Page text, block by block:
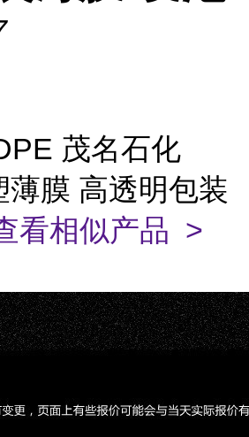
茂名石化
薄膜 高透明包装
看相似产品 >